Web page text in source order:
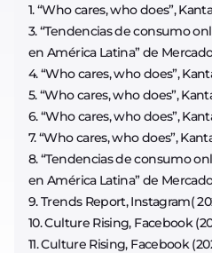
1. “Who cares, who does”,
3. “Tendencias de consumo
en América Latina” de
4. “Who cares, who does”,
5. “Who cares, who does”,
6. “Who cares, who does”,
7. “Who cares, who does”,
8. “Tendencias de consumo
en América Latina” de
9. Trends Report, Instagram(
10. Culture Rising, Facebook
11. Culture Rising, Facebook